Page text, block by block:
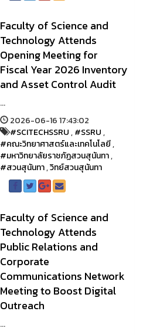
Faculty of Science and
Technology Attends
Opening Meeting for
Fiscal Year 2026 Inventory
and Asset Control Audit
...
2026-06-16 17:43:02
#SCITECHSSRU,#SSRU,
#คณะวิทยาศาสตร์และเทคโนโลยี,
#มหาวิทยาลัยราชภัฏสวนสุนันทา,
#สวนสุนันทา,วิทย์สวนสุนันทา
Faculty of Science and
Technology Attends
Public Relations and
Corporate
Communications Network
Meeting to Boost Digital
Outreach
...